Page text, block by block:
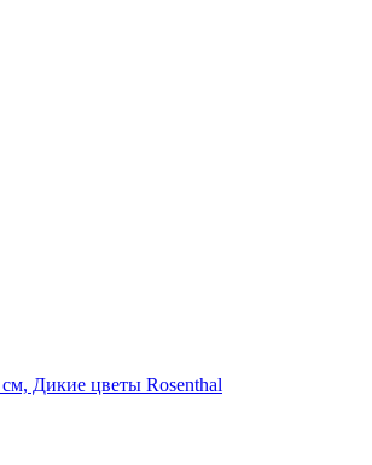
Дикие цветы Rosenthal